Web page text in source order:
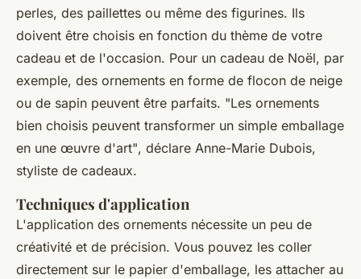
perles, des paillettes ou même des figurines. Ils
doivent être choisis en fonction du thème de votre
cadeau et de l'occasion. Pour un cadeau de Noël, par
exemple, des ornements en forme de flocon de neige
ou de sapin peuvent être parfaits. "Les ornements
bien choisis peuvent transformer un simple emballage
en une œuvre d'art", déclare Anne-Marie Dubois,
styliste de cadeaux.
Techniques d'application
L'application des ornements nécessite un peu de
créativité et de précision. Vous pouvez les coller
directement sur le papier d'emballage, les attacher au